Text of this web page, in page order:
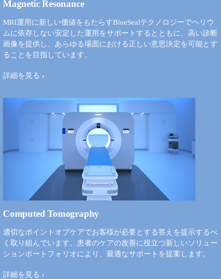
Magnetic Resonance
MRI運用に新しい価値をもたらすBlueSealテクノロジーでヘリウ
ムに依存しない安定した運用をサポートするとともに、高い診断
画像を提供し、あらゆる場面における正しい意思決定を可能とす
ることを目指しています。
詳細を見る
Computed Tomography
適切なポイントオブケアでお客様が必要とする答えを提示するべ
く取り組んでいます。患者のケアの改善に役立つ新しいソリュー
ションポートフォリオにより、最適なサポートを提案します。
詳細を見る